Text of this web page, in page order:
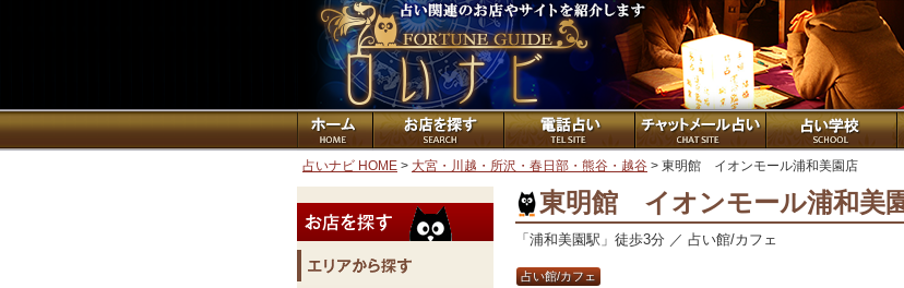
占いナビ HOME > 大宮・川越・所沢・春日部・熊谷・越谷 > 東明館 イオンモール浦和美園店
東明館 イオンモール浦和美
「浦和美園駅」徒歩3分 ／ 占い館/カフェ
占い館/カフェ